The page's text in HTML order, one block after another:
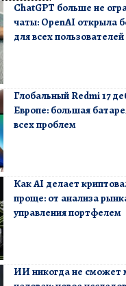
ChatGPT больше не
чаты: OpenAI открыла
для всех пользователей
Глобальный Redmi 17
Европе: большая
всех проблем
Как AI делает
проще: от анализа
управления портфелем
ИИ никогда не сможет